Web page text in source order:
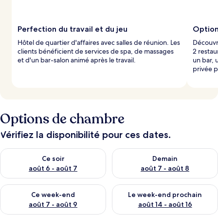
e
s
s
Perfection du travail et du jeu
Hôtel de quartier d'affaires avec salles de réunion. Les
clients bénéficient de services de spa, de massages
et d'un bar-salon animé après le travail.
2
un bar,
privée
Options de chambre
Vérifiez la disponibilité pour ces dates.
Ce soir
août 6 - août 7
Vérifier la disponibilité pour ce soir août 6 - août 7
Demain
août 7 - août 8
Vérifier la disponibilité pour
Ce week-end
août 7 - août 9
Vérifier la disponibilité pour ce week-end août 7 - août 9
Le week-end prochain
août 14 - août 16
Vérifier la disponibilité pour